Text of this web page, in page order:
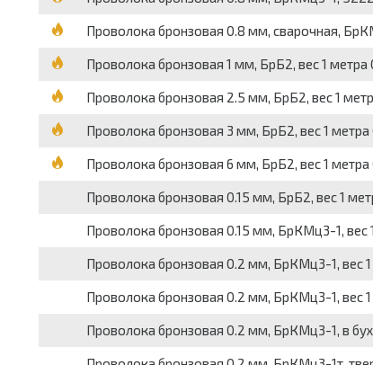
Проволока бронзовая 0.8 мм, сварочная,
Проволока бронзовая 1 мм, БрБ2, вес 1 метра
Проволока бронзовая 2.5 мм, БрБ2, вес 1
Проволока бронзовая 3 мм, БрБ2, вес 1 метра
Проволока бронзовая 6 мм, БрБ2, вес 1 метра
Проволока бронзовая 0.15 мм, БрБ2, вес 1
Проволока бронзовая 0.15 мм, БрКМц3-1, вес
Проволока бронзовая 0.2 мм, БрКМц3-1, вес 1
Проволока бронзовая 0.2 мм, БрКМц3-1, вес 1
Проволока бронзовая 0.2 мм, БрКМц3-1, в